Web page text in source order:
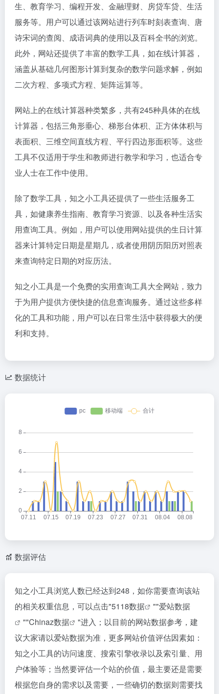
生、教育学习、编程开发、金融理财、房贷车贷、生活
服务等。用户可以通过该网站进行列车时刻表查询、唐
诗宋词的查阅、成语词典的使用以及百科全书的浏览。
此外，网站还提供了丰富的数学工具，如在线计算器，
涵盖从基础几何图形计算到复杂的数学问题求解，例如
二次方程、多项式方程、矩阵运算等。
网站上的在线计算器种类繁多，共有245种具体的在线
计算器，包括三角形垂心、梯形台体积、正方体体积与
表面积、三维空间直线方程、平行四边形面积等。这些
工具不仅适用于学生和教师进行教学和学习，也适合专
业人士在工作中使用。
除了数学工具，知之小工具还提供了一些生活服务工
具，如健康养生指南、教育学习资源、以及各种生活实
用查询工具。例如，用户可以使用网站提供的生日计算
器来计算特定日期是星期几，或者使用阴历阳历对照表
来查询特定日期的对应历法。
知之小工具是一个免费的实用查询工具大全网站，致力
于为用户提供方便快捷的信息查询服务。通过这些多样
化的工具和功能，用户可以在日常生活中获得极大的便
利和支持。
数据统计
数据评估
知之小工具浏览人数已经达到248，如你需要查询该站
的相关权重信息，可以点击"5118数据 ""爱站数据
""Chinaz数据
"进入；以目前的网站数据参考，建
议大家请以爱站数据为准，更多网站价值评估因素如：
知之小工具的访问速度、搜索引擎收录以及索引量、用
户体验等；当然要评估一个站的价值，最主要还是需要
根据您自身的需求以及需要，一些确切的数据则需要找